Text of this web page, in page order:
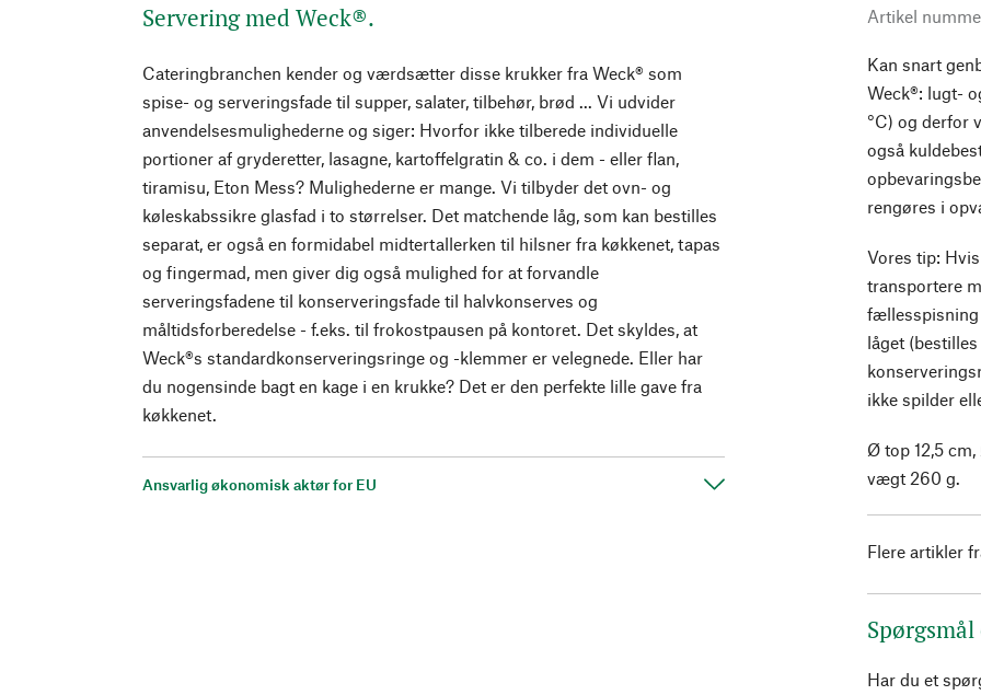
Servering med Weck®.
Cateringbranchen kender og værdsætter disse krukker fra Weck® som
spise- og serveringsfade til supper, salater, tilbehør, brød ... Vi udvider
anvendelsesmulighederne og siger: Hvorfor ikke tilberede individuelle
portioner af gryderetter, lasagne, kartoffelgratin & co. i dem - eller flan,
tiramisu, Eton Mess? Mulighederne er mange. Vi tilbyder det ovn- og
køleskabssikre glasfad i to størrelser. Det matchende låg, som kan bestilles
separat, er også en formidabel midtertallerken til hilsner fra køkkenet, tapas
og fingermad, men giver dig også mulighed for at forvandle
serveringsfadene til konserveringsfade til halvkonserves og
måltidsforberedelse - f.eks. til frokostpausen på kontoret. Det skyldes, at
Weck®s standardkonserveringsringe og -klemmer er velegnede. Eller har
du nogensinde bagt en kage i en krukke? Det er den perfekte lille gave fra
køkkenet.
Ansvarlig økonomisk aktør for EU
Artikel
Kan snart
Weck®: lugt-
°C) og derfor
også
rengøres i
Vores tip:
transportere
fællesspisning
låget
ikke spilder
Ø top 12,5
vægt 260 g.
Flere artikler
Har du et